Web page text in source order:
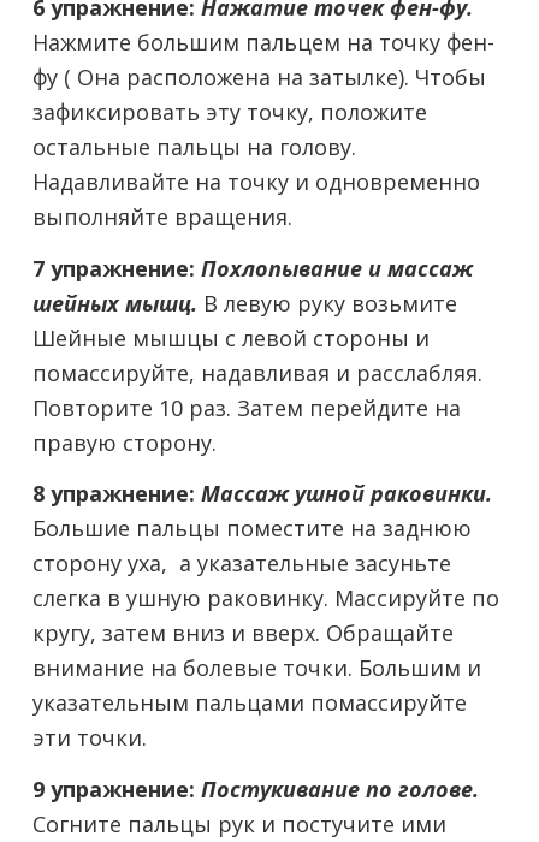
6 упражнение: Нажатие точек фен-фу.
Нажмите большим пальцем на точку фен-
фу ( Она расположена на затылке). Чтобы
зафиксировать эту точку, положите
остальные пальцы на голову.
Надавливайте на точку и одновременно
выполняйте вращения.
7 упражнение: Похлопывание и массаж
шейных мышц. В левую руку возьмите
Шейные мышцы с левой стороны и
помассируйте, надавливая и расслабляя.
Повторите 10 раз. Затем перейдите на
правую сторону.
8 упражнение: Массаж ушной раковинки.
Большие пальцы поместите на заднюю
сторону уха, а указательные засуньте
слегка в ушную раковинку. Массируйте по
кругу, затем вниз и вверх. Обращайте
внимание на болевые точки. Большим и
указательным пальцами помассируйте
эти точки.
9 упражнение: Постукивание по голове.
Согните пальцы рук и постучите ими